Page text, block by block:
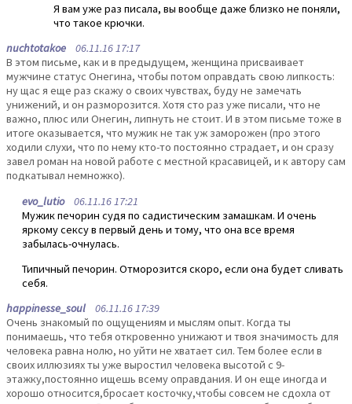
Я вам уже раз писала, вы вообще даже близко не поняли,
что такое крючки.
nuchtotakoe 06.11.16 17:17
В этом письме, как и в предыдущем, женщина присваивает
мужчине статус Онегина, чтобы потом оправдать свою липкость:
ну щас я еще раз скажу о своих чувствах, буду не замечать
унижений, и он разморозится. Хотя сто раз уже писали, что не
важно, плюс или Онегин, липнуть не стоит. И в этом письме тоже в
итоге оказывается, что мужик не так уж заморожен (про этого
ходили слухи, что по нему кто-то постоянно страдает, и он сразу
завел роман на новой работе с местной красавицей, и к автору сам
подкатывал немножко).
evo_lutio06.11.16 17:21
Мужик печорин судя по садистическим замашкам. И очень
яркому сексу в первый день и тому, что она все время
забылась-очнулась.
Типичный печорин. Отморозится скоро, если она будет сливать
себя.
happinesse_soul 06.11.16 17:39
Очень знакомый по ощущениям и мыслям опыт. Когда ты
понимаешь, что тебя откровенно унижают и твоя значимость для
человека равна нолю, но уйти не хватает сил. Тем более если в
своих иллюзиях ты уже выростил человека высотой с 9-
этажку,постоянно ищешь всему оправдания. И он еще иногда и
хорошо относится,бросает косточку,чтобы совсем не сдохла от